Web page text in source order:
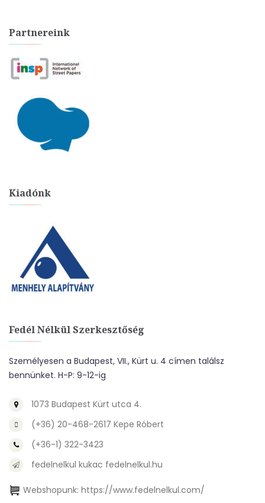
Partnereink
Kiadónk
Fedél Nélkül Szerkesztőség
Személyesen a Budapest, VII., Kürt u. 4 címen találsz
bennünket. H-P: 9-12-ig
1073 Budapest Kürt utca 4.
(+36) 20-468-2617 Kepe Róbert
(+36-1) 322-3423
fedelnelkul kukac fedelnelkul.hu
Webshopunk: https://www.fedelnelkul.com/